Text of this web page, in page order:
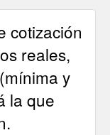
cotización
reales,
y
la que